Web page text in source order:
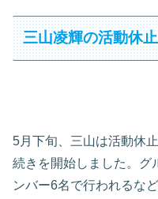
三山凌輝の活動休
5月下旬、三山は活動休
続きを開始しました。グ
ンバー6名で行われるな